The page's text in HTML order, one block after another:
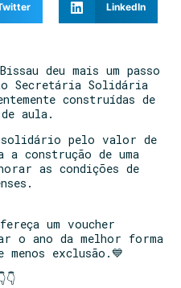
LinkedIn
deu mais um passo
Secretária Solidária
construídas de
aula.
solidário pelo valor de
construção de uma
as condições de
um voucher
o ano da melhor forma
exclusão.💙